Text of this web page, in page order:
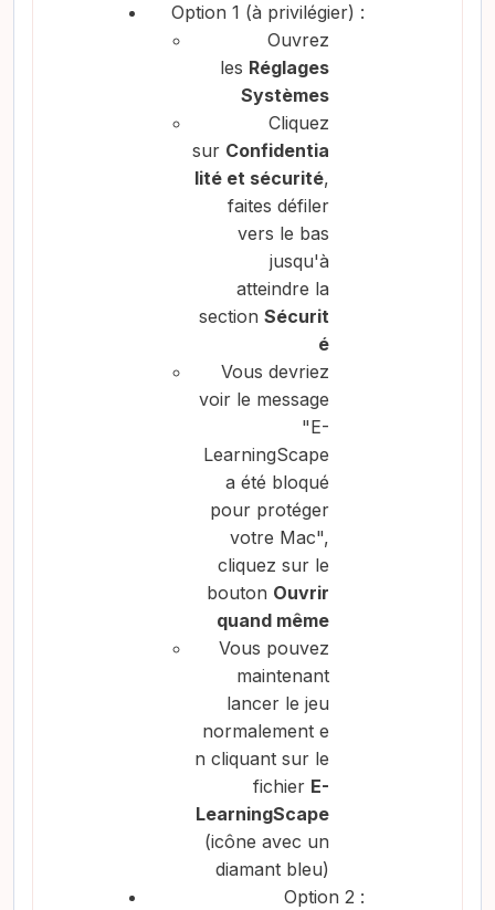
Option 1 (à privilégier) :
Ouvrez
les Réglages
Systèmes
Cliquez
sur Confidentia
lité et sécurité,
faites défiler
vers le bas
jusqu'à
atteindre la
section Sécurit
é
Vous devriez
voir le message
"E-
LearningScape
a été bloqué
pour protéger
votre Mac",
cliquez sur le
bouton Ouvrir
quand même
Vous pouvez
maintenant
lancer le jeu
normalement e
n cliquant sur le
fichier E-
LearningScape
(icône avec un
diamant bleu)
Option 2 :